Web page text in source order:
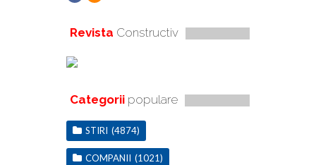
Revista Constructiv
Categorii populare
STIRI (4874)
COMPANII (1021)